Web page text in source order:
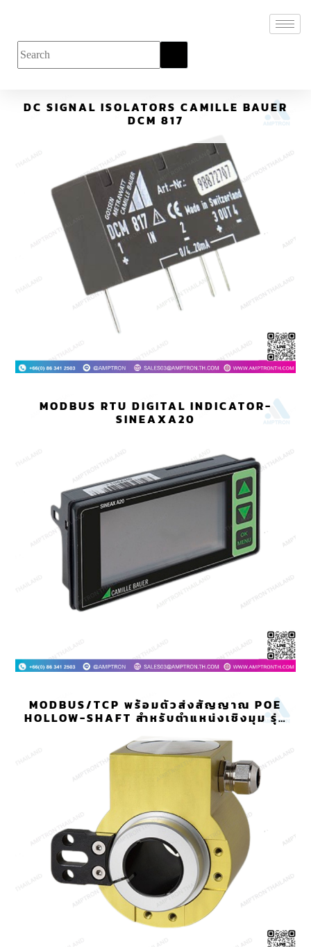
DC SIGNAL ISOLATORS CAMILLE BAUER
DCM 817
MODBUS RTU DIGITAL INDICATOR-
SINEAXA20
MODBUS/TCP พร้อมตัวส่งสัญญาณ POE
HOLLOW-SHAFT สำหรับตำแหน่งเชิงมุม รุ่น